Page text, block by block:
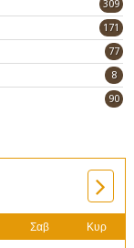
309
171
77
8
90
Σαβ Κυρ